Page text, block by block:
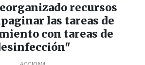
recursos
las tareas de
con tareas de